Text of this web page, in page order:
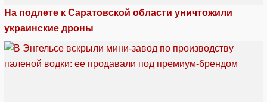
На подлете к Саратовской области уничтожили
украинские дроны